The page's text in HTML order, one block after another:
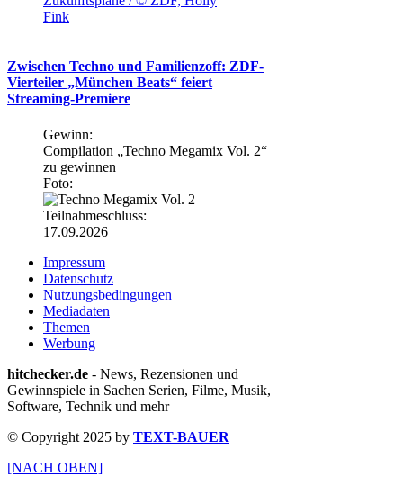
Fink
Zwischen Techno und Familienzoff: ZDF-
Vierteiler „München Beats“ feiert
Streaming-Premiere
Gewinn:
Compilation „Techno Megamix Vol. 2“
zu gewinnen
Foto:
Teilnahmeschluss:
17.09.2026
Impressum
Datenschutz
Nutzungsbedingungen
Mediadaten
Themen
Werbung
hitchecker.de - News, Rezensionen und
Gewinnspiele in Sachen Serien, Filme, Musik,
Software, Technik und mehr
© Copyright 2025 by TEXT-BAUER
[NACH OBEN]